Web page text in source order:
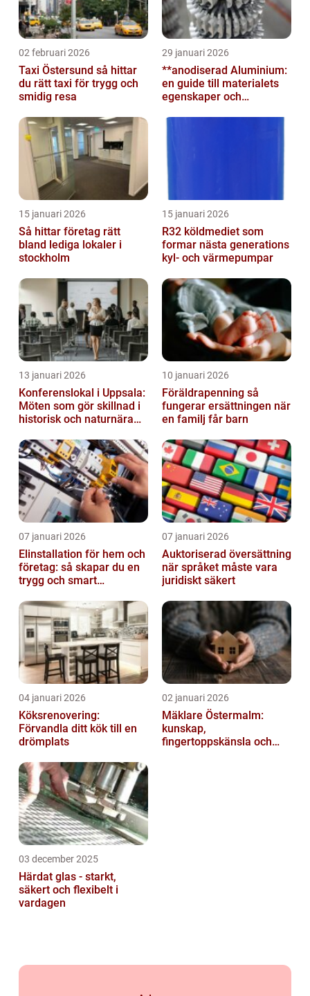
02 februari 2026
Taxi Östersund så hittar
du rätt taxi för trygg och
smidig resa
29 januari 2026
**anodiserad Aluminium:
en guide till materialets
egenskaper och
15 januari 2026
Så hittar företag rätt
bland lediga lokaler i
stockholm
15 januari 2026
R32 köldmediet som
formar nästa generations
kyl- och värmepumpar
13 januari 2026
Konferenslokal i Uppsala:
Möten som gör skillnad i
historisk och naturnära
10 januari 2026
Föräldrapenning så
fungerar ersättningen när
en familj får barn
07 januari 2026
Elinstallation för hem och
företag: så skapar du en
trygg och smart
07 januari 2026
Auktoriserad översättning
när språket måste vara
juridiskt säkert
04 januari 2026
Köksrenovering:
Förvandla ditt kök till en
drömplats
02 januari 2026
Mäklare Östermalm:
kunskap,
fingertoppskänsla och
03 december 2025
Härdat glas - starkt,
säkert och flexibelt i
vardagen